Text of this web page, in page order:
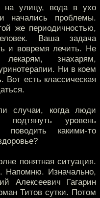
улицу, вода в ухо
начались проблемы.
же периодичностью,
Ваша задача
и вовремя лечить. Не
знахарям,
Ни в коем
есть классическая
случаи, когда люди
уровень
поводить какими-то
понятная ситуация.
Изначально,
Алексеевич Гагарин
Титов сутки. Потом